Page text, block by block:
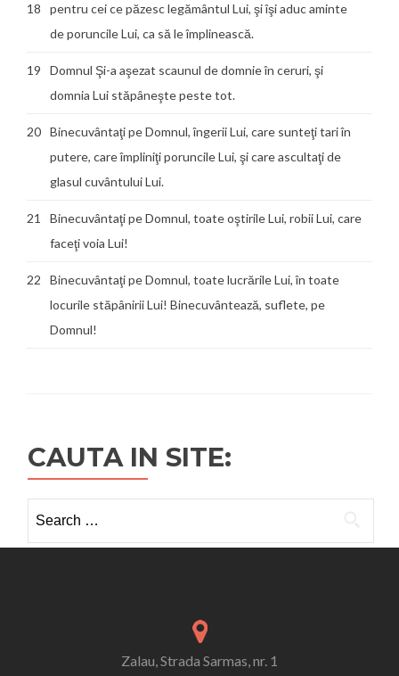
18
pentru cei ce păzesc legământul Lui, şi îşi aduc aminte
de poruncile Lui, ca să le împlinească.
19
Domnul Şi-a aşezat scaunul de domnie în ceruri, şi
domnia Lui stăpâneşte peste tot.
20 Binecuvântaţi pe Domnul, îngerii Lui, care sunteţi tari în
putere, care împliniţi poruncile Lui, şi care ascultaţi de
glasul cuvântului Lui.
21
Binecuvântaţi pe Domnul, toate oştirile Lui, robii Lui, care
faceţi voia Lui!
22
Binecuvântaţi pe Domnul, toate lucrările Lui, în toate
locurile stăpânirii Lui! Binecuvântează, suflete, pe
Domnul!
CAUTA IN SITE:
for:
Zalau, Strada Sarmas, nr. 1